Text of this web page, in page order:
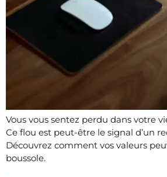
Vous vous sentez perdu dans votre
Ce flou est peut-être le signal d’un
Découvrez comment vos valeurs
boussole.